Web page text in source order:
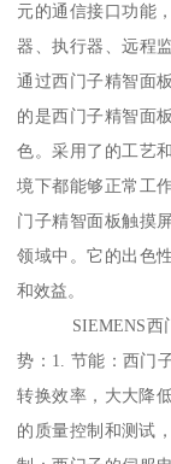
元的通信接口功能
器、执行器、远程
通过西门子精智面
的是西门子精智面
色。采用了的工艺
境下都能够正常工
门子精智面板触摸
领域中。它的出色
和效益。
SIEMENS西门
势：1. 节能：西门
转换效率，大大降
的质量控制和测试